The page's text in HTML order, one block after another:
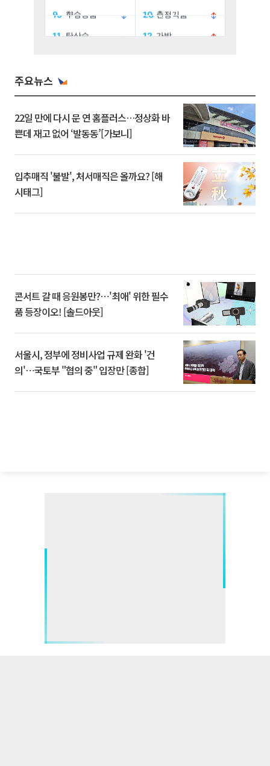
주요뉴스
22일 만에 다시 문 연 홈플러스…정상화 바
쁜데 재고 없어 ‘발동동’[가보니]
입추매직 '불발', 처서매직은 올까요? [해
시태그]
콘서트 갈 때 응원봉만?⋯'최애' 위한 필수
품 등장이오! [솔드아웃]
서울시, 정부에 정비사업 규제 완화 '건
의'⋯국토부 "협의 중" 입장만 [종합]